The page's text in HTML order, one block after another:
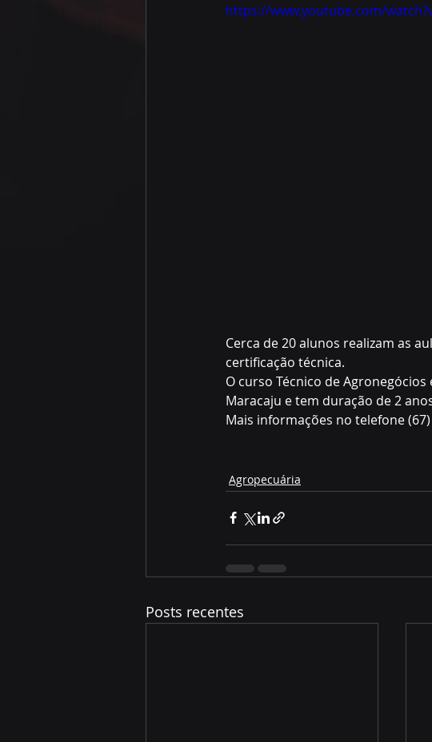
https://www.youtube.com/
Cerca de 20 alunos realizam as
certificação técnica.
O curso Técnico de
Maracaju e tem duração de 2
Mais informações no telefone (67)
Agropecuária
Posts recentes